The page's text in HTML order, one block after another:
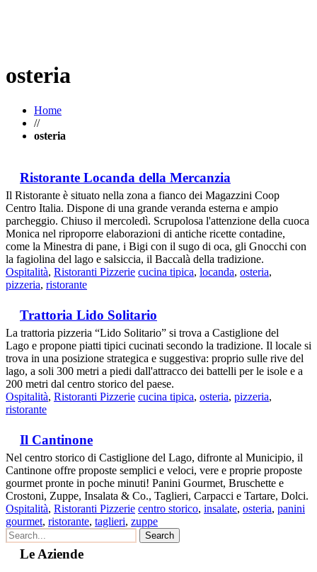
osteria
Home
//
osteria
Ristorante Locanda della Mercanzia
Il Ristorante è situato nella zona a fianco dei Magazzini Coop
Centro Italia. Dispone di una grande veranda esterna e ampio
parcheggio. Chiuso il mercoledì. Scrupolosa l'attenzione della cuoca
Monica nel riproporre elaborazioni di antiche ricette contadine,
come la Minestra di pane, i Bigi con il sugo di oca, gli Gnocchi con
la fagiolina del lago e salsiccia, il Baccalà della tradizione.
Ospitalità, Ristoranti Pizzerie cucina tipica, locanda, osteria,
pizzeria, ristorante
Trattoria Lido Solitario
La trattoria pizzeria “Lido Solitario” si trova a Castiglione del
Lago e propone piatti tipici cucinati secondo la tradizione. Il locale si
trova in una posizione strategica e suggestiva: proprio sulle rive del
lago, a soli 300 metri a piedi dall'attracco dei battelli per le isole e a
200 metri dal centro storico del paese.
Ospitalità, Ristoranti Pizzerie cucina tipica, osteria, pizzeria,
ristorante
Il Cantinone
Nel centro storico di Castiglione del Lago, difronte al Municipio, il
Cantinone offre proposte semplici e veloci, vere e proprie proposte
gourmet pronte in poche minuti! Panini Gourmet, Bruschette e
Crostoni, Zuppe, Insalata & Co., Taglieri, Carpacci e Tartare, Dolci.
Ospitalità, Ristoranti Pizzerie centro storico, insalate, osteria, panini
gourmet, ristorante, taglieri, zuppe
Le Aziende